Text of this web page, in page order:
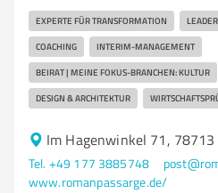
EXPERTE FÜR TRANSFORMATION
COACHING INTERIM-MANAGEMENT
BEIRAT | MEINE FOKUS-BRANCHEN: KULTUR
DESIGN & ARCHITEKTUR
Im Hagenwinkel 71,
Tel. +49 177 3885748
www.romanpassarge.de/